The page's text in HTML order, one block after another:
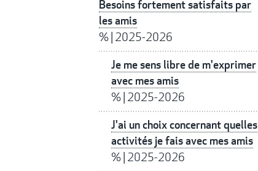
Besoins fortement satisfaits par
les amis
%| 2025-2026
Je me sens libre de m'exprimer
avec mes amis
%| 2025-2026
J'ai un choix concernant quelles
activités je fais avec mes amis
%| 2025-2026